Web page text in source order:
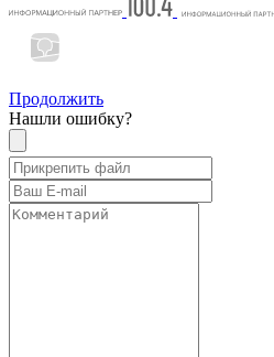
Продолжить
Нашли ошибку?